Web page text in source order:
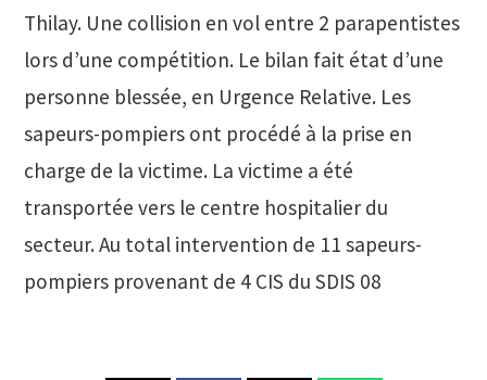
Thilay. Une collision en vol entre 2 parapentistes
lors d’une compétition. Le bilan fait état d’une
personne blessée, en Urgence Relative. Les
sapeurs-pompiers ont procédé à la prise en
charge de la victime. La victime a été
transportée vers le centre hospitalier du
secteur. Au total intervention de 11 sapeurs-
pompiers provenant de 4 CIS du SDIS 08